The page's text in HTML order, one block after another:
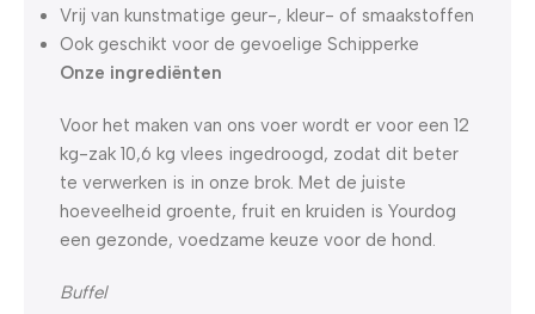
Vrij van kunstmatige geur-, kleur- of smaakstoffen
Ook geschikt voor de gevoelige Schipperke
Onze ingrediënten
Voor het maken van ons voer wordt er voor een 12
kg-zak 10,6 kg vlees ingedroogd, zodat dit beter
te verwerken is in onze brok. Met de juiste
hoeveelheid groente, fruit en kruiden is Yourdog
een gezonde, voedzame keuze voor de hond.
Buffel